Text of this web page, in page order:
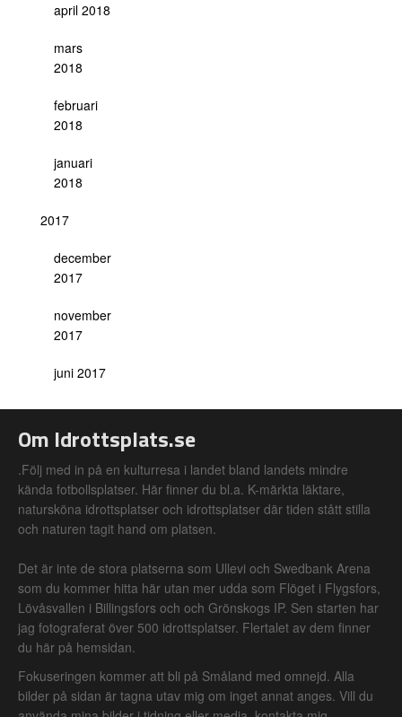
april 2018
mars
2018
februari
2018
januari
2018
2017
december
2017
november
2017
juni 2017
Om Idrottsplats.se
.Följ med in på en kulturresa i landet bland landets mindre
kända fotbollsplatser. Här finner du bl.a. K-märkta läktare,
natursköna idrottsplatser och idrottsplatser där tiden stått stilla
och naturen tagit hand om platsen.
Det är inte de stora platserna som Ullevi och Swedbank Arena
som du kommer hitta här utan mer udda som Flöget i Flygsfors,
Lövåsvallen i Billingsfors och och Grönskogs IP. Sen starten har
jag fotograferat över 500 idrottsplatser. Flertalet av dem finner
du här på hemsidan.
Fokuseringen kommer att bli på Småland med omnejd. Alla
bilder på sidan är tagna utav mig om inget annat anges. Vill du